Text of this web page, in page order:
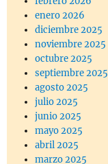
enero 2026
diciembre 2025
noviembre 2025
octubre 2025
septiembre 2025
agosto 2025
julio 2025
junio 2025
mayo 2025
abril 2025
marzo 2025